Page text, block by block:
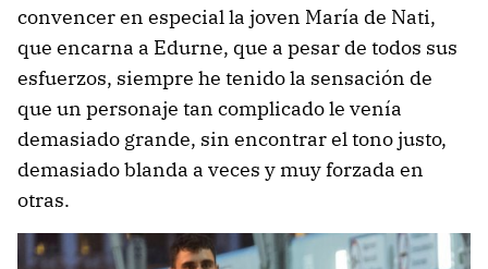
convencer en especial la joven María de Nati,
que encarna a Edurne, que a pesar de todos sus
esfuerzos, siempre he tenido la sensación de
que un personaje tan complicado le venía
demasiado grande, sin encontrar el tono justo,
demasiado blanda a veces y muy forzada en
otras.